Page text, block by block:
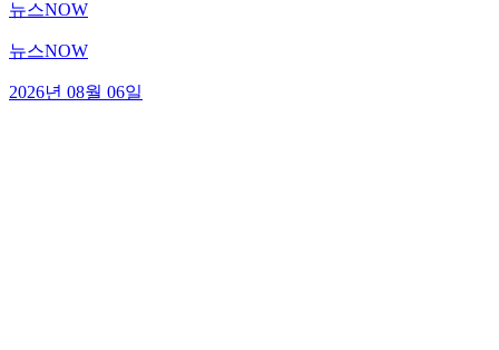
뉴스NOW
뉴스NOW
2026년 08월 06일